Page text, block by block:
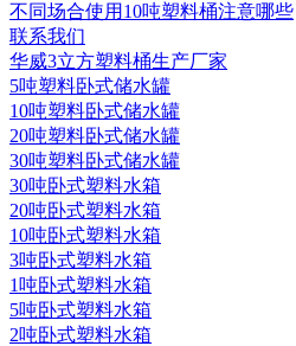
不同场合使用10吨塑料桶注意哪些
联系我们
华威3立方塑料桶生产厂家
5吨塑料卧式储水罐
10吨塑料卧式储水罐
20吨塑料卧式储水罐
30吨塑料卧式储水罐
30吨卧式塑料水箱
20吨卧式塑料水箱
10吨卧式塑料水箱
3吨卧式塑料水箱
1吨卧式塑料水箱
5吨卧式塑料水箱
2吨卧式塑料水箱